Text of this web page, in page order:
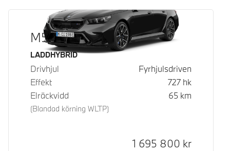
M5 Touring
Bränsle
LADDHYBRID
Drivhjul
Fyrhjulsdriven
Effekt
727 hk
Elräckvidd
(Blandad körning WLTP)
65 km
Kontantpris
1 695 800 kr